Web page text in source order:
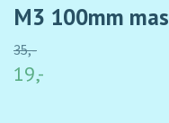
M3 100mm
35,-
19,-